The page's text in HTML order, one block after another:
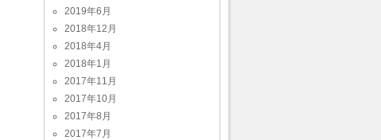
2019年6月
2018年12月
2018年4月
2018年1月
2017年11月
2017年10月
2017年8月
2017年7月